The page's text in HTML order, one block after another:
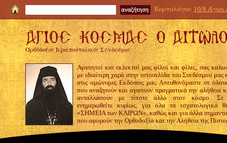
Εορτολόγιο: 10/8
Ορθόδοξος Ιεραποστολικός Σύνδεσμος
Αγαπητοί και εκλεκτοί μας φίλοι και φίλες, σας
με ιδιαίτερη χαρά στην ιστοσελίδα του Συνδέσμου μας
στις ομώνυμες Εκδόσεις μας. Απευθυνόμαστε σε
που αναζητούν και αγαπούν πραγματικά την αλήθεια
ανταλλάσουν με τίποτε άλλο στον κόσμο.
ενημερωθείτε κυρίως, για όλα τα εσχατολογικά
«ΣΗΜΕΙΑ των ΚΑΙΡΩΝ», καθώς και για άλλα
που αφορούν την Ορθοδοξία και την Αλήθεια της